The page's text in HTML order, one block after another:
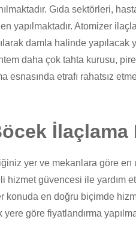
Gıda sektörleri,
yapılmaktadır. Atomizer
damla halinde yapılacak
daha çok tahta kurusu,
esnasında etrafı rahatsız
İlaçlama
yer ve mekanlara göre en
hizmet güvencesi ile yardım
konuda en doğru biçimde
göre fiyatlandırma